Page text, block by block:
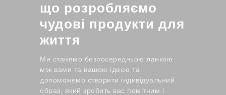
що розробляємо
чудові продукти для
життя
Ми станемо безпосередньою ланкою
між вами та вашою ідеєю та
допоможемо створити індивідуальний
образ, який зробить вас помітним і